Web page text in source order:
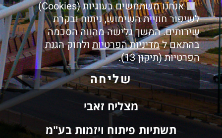
אנחנו משתמשים בעוגיות (Cookies)
לשיפור חוויית השימוש, ניתוח ובקרת
שירותים. המשך גלישה מהווה הסכמה
בהתאם למדיניות הפרטיותולחוק הגנת
הפרטיות (תיקון 13).
שליחה
מצליח זאבי
תשתיות פיתוח ויזמות בע"מ